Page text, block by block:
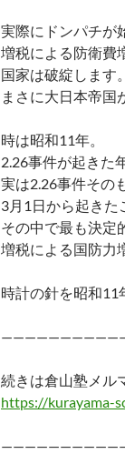
実際にドンパチが
増税による防衛費
国家は破綻します。
まさに大日本帝国
時は昭和11年。
2.26事件が起きた
実は2.26事件その
3月1日から起きた
その中で最も決定
増税による国防力
時計の針を昭和11
続きは倉山塾メル
https://kurayama-